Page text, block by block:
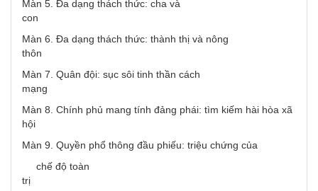
Màn 5. Đa dạng thách thức: cha và
con
Màn 6. Đa dạng thách thức: thành thị và nông
thôn
Màn 7. Quân đội: sục sôi tinh thần cách
mạng
Màn 8. Chính phủ mang tính đảng phái: tìm kiếm hài hòa xã
hội
Màn 9. Quyền phổ thông đầu phiếu: triệu chứng của
chế độ toàn
trị